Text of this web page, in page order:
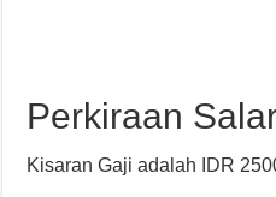
Perkiraan
Kisaran Gaji adalah IDR